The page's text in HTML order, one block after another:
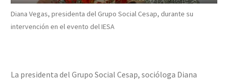
Diana Vegas, presidenta del Grupo Social Cesap, durante su
intervención en el evento del IESA
La presidenta del Grupo Social Cesap, socióloga Diana